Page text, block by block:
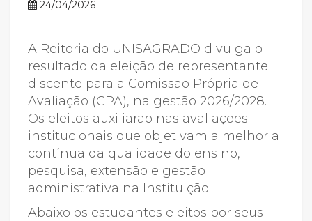
24/04/2026
A Reitoria do UNISAGRADO divulga o
resultado da eleição de representante
discente para a Comissão Própria de
Avaliação (CPA), na gestão 2026/2028.
Os eleitos auxiliarão nas avaliações
institucionais que objetivam a melhoria
contínua da qualidade do ensino,
pesquisa, extensão e gestão
administrativa na Instituição.
Abaixo os estudantes eleitos por seus